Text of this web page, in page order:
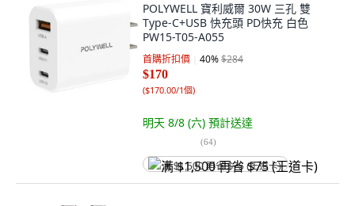
POLYWELL 寶利威爾 30W 三孔 雙
Type-C+USB 快充頭 PD快充 白色
PW15-T05-A055
首購折扣價 40%$284
$170
($170.00/1個)
明天 8/8 (六) 預計送達
(64)
满 $1,500 再省 $75 (王道卡)